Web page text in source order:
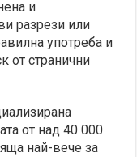
и
разрези или
употреба и
от странични
от над 40 000
най-вече за